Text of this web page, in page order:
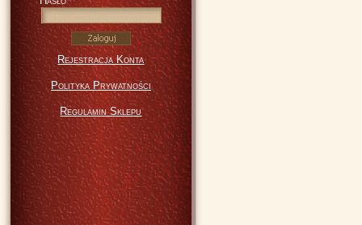
Rejestracja Konta
Polityka Prywatności
Regulamin Sklepu